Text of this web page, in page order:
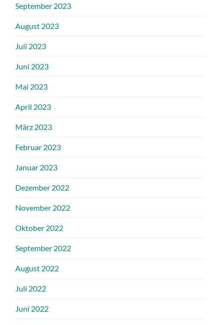
September 2023
August 2023
Juli 2023
Juni 2023
Mai 2023
April 2023
März 2023
Februar 2023
Januar 2023
Dezember 2022
November 2022
Oktober 2022
September 2022
August 2022
Juli 2022
Juni 2022